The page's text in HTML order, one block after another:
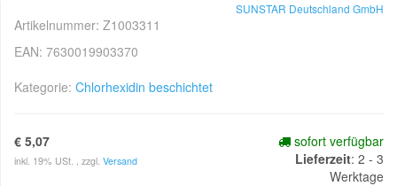
SUNSTAR Deutschland GmbH
Artikelnummer: Z1003311
EAN: 7630019903370
Kategorie: Chlorhexidin beschichtet
€ 5,07
inkl. 19% USt. , zzgl. Versand
sofort verfügbar
Lieferzeit: 2 - 3
Werktage